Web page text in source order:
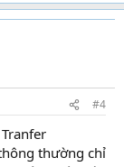
#4
thường chỉ